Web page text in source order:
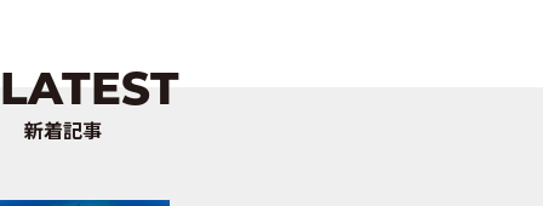
LATEST
新着記事